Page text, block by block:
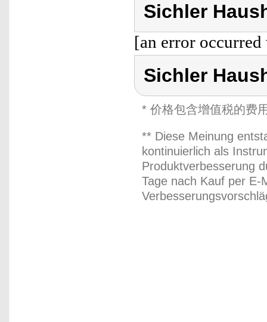
Sichler
[an error
Sichler
* 价格包含增值税的费
** Diese Meinung
kontinuierlich als
Produktverbesserung
Tage nach Kauf per E-